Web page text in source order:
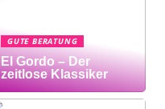
GUTE BERATUNG
El Gordo – Der
zeitlose Klassiker